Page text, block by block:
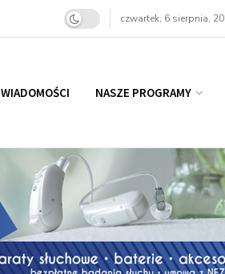
czwartek, 6 sierpnia,
WIADOMOŚCI NASZE PROGRAMY